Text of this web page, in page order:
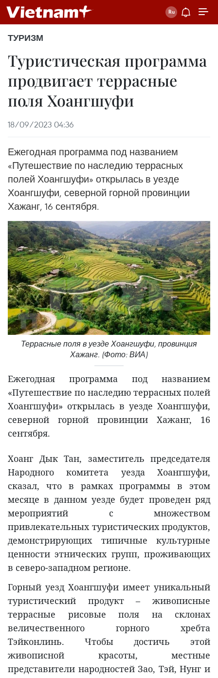
ТУРИЗМ
Туристическая программа
продвигает террасные
поля Хоангшуфи
18/09/2023 04:36
Ежегодная программа под названием
«Путешествие по наследию террасных
полей Хоангшуфи» открылась в уезде
Хоангшуфи, северной горной провинции
Хажанг, 16 сентября.
Террасные поля в уезде Хоангшуфи, провинция
Хажанг. (Фото: ВИА)
Ежегодная программа под названием
«Путешествие по наследию террасных полей
Хоангшуфи» открылась в уезде Хоангшуфи,
северной горной провинции Хажанг, 16
сентября.
Хоанг Дык Тан, заместитель председателя
Народного комитета уезда Хоангшуфи,
сказал, что в рамках программы в этом
месяце в данном уезде будет проведен ряд
мероприятий с множеством
привлекательных туристических продуктов,
демонстрирующих типичные культурные
ценности этнических групп, проживающих
в северо-западном регионе.
Горный уезд Хоангшуфи имеет уникальный
туристический продукт – живописные
террасные рисовые поля на склонах
величественного горного хребта
Тэйконлинь. Чтобы достичь этой
живописной красоты, местные
представители народностей Зао, Тэй, Нунг и